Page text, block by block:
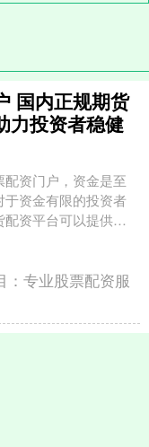
国内正规期货
力投资者稳健
资门户，资金是至
于资金有限的投资者
资平台可以提供杠
益。 * **资金杠杆：
：专业股票配资服